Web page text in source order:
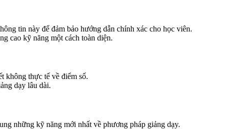
tin này để đảm bảo hướng dẫn chính xác cho học viên.
cao kỹ năng một cách toàn diện.
không thực tế về điểm số.
dạy lâu dài.
những kỹ năng mới nhất về phương pháp giảng dạy.